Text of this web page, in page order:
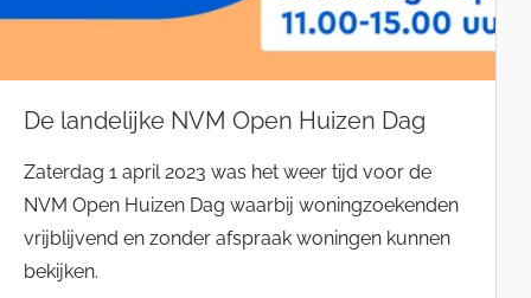
De landelijke NVM Open Huizen Dag
Zaterdag 1 april 2023 was het weer tijd voor de
NVM Open Huizen Dag waarbij woningzoekenden
vrijblijvend en zonder afspraak woningen kunnen
bekijken.